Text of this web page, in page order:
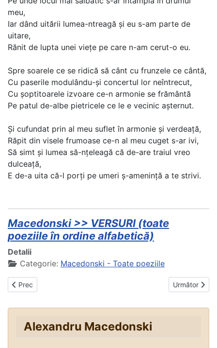
meu,
Iar dând uitării lumea-ntreagă și eu s-am parte de
uitare,
Rănit de lupta unei viețe pe care n-am cerut-o eu.
Spre soarele ce se ridică să cânt cu frunzele ce cântă,
Cu paserile modulându-și concertul lor neîntrecut,
Cu șoptitoarele izvoare ce-n armonie se frământă
Pe patul de-albe pietricele ce le e vecinic așternut.
Și cufundat prin al meu suflet în armonie și verdeață,
Răpit din visele frumoase ce-n al meu cuget s-ar ivi,
Să simt și lumea să-nțeleagă că de-are traiul vreo
dulceață,
E de-a uita că-l porți pe umeri ș-amenință a te strivi.
Macedonski >> VERSURI (toate
poeziile în ordine alfabetică)
Detalii
Categorie: Macedonski - Toate poeziile
Articol precedent: Orașul mic te fură-ncet
Prec Articolul
Următor
Alexandru Macedonski